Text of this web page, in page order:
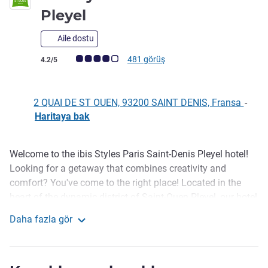
Pleyel
Aile dostu
Avis müşterileri puanı (ALL Puanlama)
4.2/5 481 görüş
2 QUAI DE ST OUEN, 93200 SAINT DENIS, Fransa -
Haritaya bak
Açıklama
Welcome to the ibis Styles Paris Saint-Denis Pleyel hotel!
Looking for a getaway that combines creativity and
comfort? You've come to the right place! Located in the
atmosphere where modern and original touches come
Just a 14-minute walk from the legendary Stade de France,
Daha fazla gör